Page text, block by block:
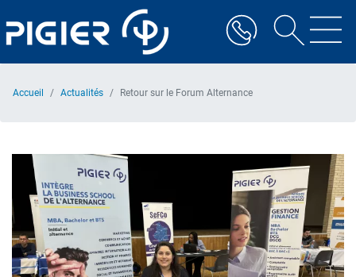
au
contenu
Accueil Actualités Retour sur le Forum Alternance